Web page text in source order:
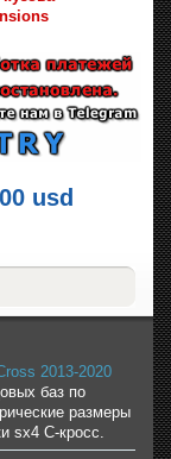
usd
2013-2020
баз по
размеры
sx4 С-кросс.